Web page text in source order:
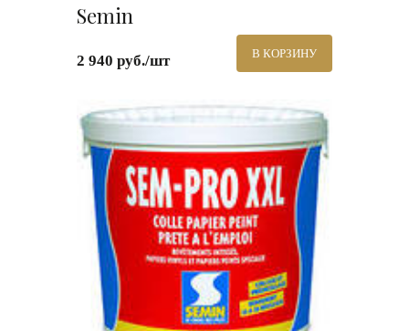
Semin
2 940 руб./шт В КОРЗИНУ